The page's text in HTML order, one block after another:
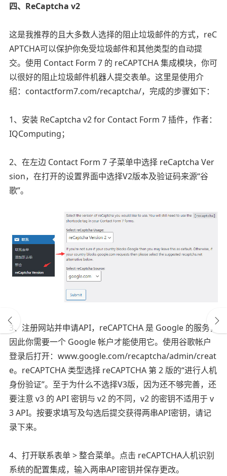
四、ReCaptcha v2
这是我推荐的且大多数人选择的阻止垃圾邮件的方式，reC
APTCHA可以保护你免受垃圾邮件和其他类型的自动提
交。使用 Contact Form 7 的 reCAPTCHA 集成模块，你可
以很好的阻止垃圾邮件机器人提交表单。这里是使用介
绍：contactform7.com/recaptcha/，完成的步骤如下：
1、安装 ReCaptcha v2 for Contact Form 7 插件，作者：
IQComputing；
2、在左边 Contact Form 7 子菜单中选择 reCaptcha Ver
sion，在打开的设置界面中选择V2版本及验证码来源“谷
歌”。
3、注册网站并申请API，reCAPTCHA 是 Google 的服务，
因此你需要一个 Google 帐户才能使用它。使用谷歌帐户
登录后打开：www.google.com/recaptcha/admin/creat
e。reCAPTCHA 类型选择 reCAPTCHA 第 2 版的“进行人机
身份验证”。至于为什么不选择V3版，因为还不够完善，还
要注意 v3 的 API 密钥与 v2 的不同，v2 的密钥不适用于 v
3 API。按要求填写及勾选后提交获得两串API密钥，请记
录下来。
4、打开联系表单 > 整合菜单。点击 reCAPTCHA人机识别
系统的配置集成，输入两串API密钥并保存更改。